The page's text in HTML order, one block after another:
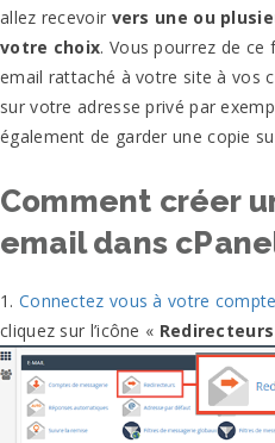
allez recevoir vers une ou
votre choix. Vous pourrez de ce
email rattaché à votre site à vos
sur votre adresse privé par
également de garder une copie
Comment créer
email dans
1. Connectez vous à votre
cliquez sur l’icône « Redirecteurs